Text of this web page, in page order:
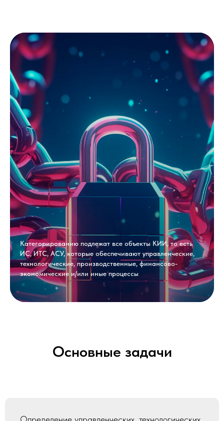
Категорированию подлежат все объекты КИИ, то есть
ИС, ИТС, АСУ, которые обеспечивают управленческие,
технологические, производственные, финансово-
экономические и/или иные процессы
Основные задачи